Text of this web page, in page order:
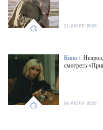
21 ИЮЛЯ 2026
Кино /
смотреть
08 ИЮЛЯ 2026